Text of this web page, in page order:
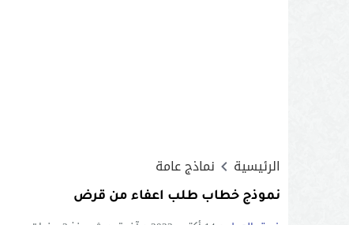
الرئيسية نماذج عامة
نموذج خطاب طلب اعفاء من قرض